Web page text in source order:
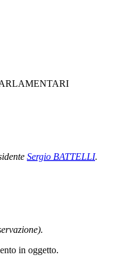
Sergio BATTELLI.
in oggetto.